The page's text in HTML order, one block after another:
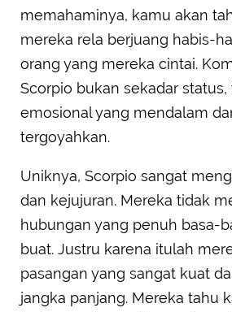
memahaminya, kamu akan
mereka rela berjuang habis-
orang yang mereka cintai.
Scorpio bukan sekadar status,
emosional yang mendalam
tergoyahkan.
Uniknya, Scorpio sangat
dan kejujuran. Mereka tidak
hubungan yang penuh basa-
buat. Justru karena itulah
pasangan yang sangat kuat
jangka panjang. Mereka tahu